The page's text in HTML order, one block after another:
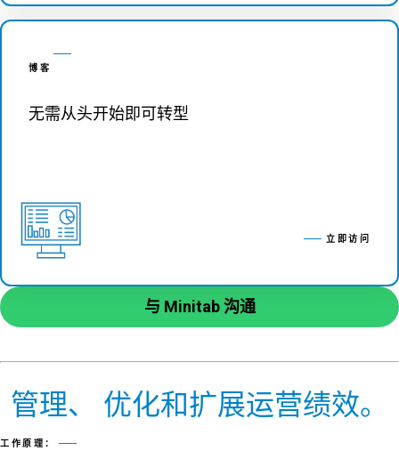
博客
无需从头开始即可转型
立即访问
与 Minitab 沟通
管理、 优化和扩展运营绩效。
工作原理：